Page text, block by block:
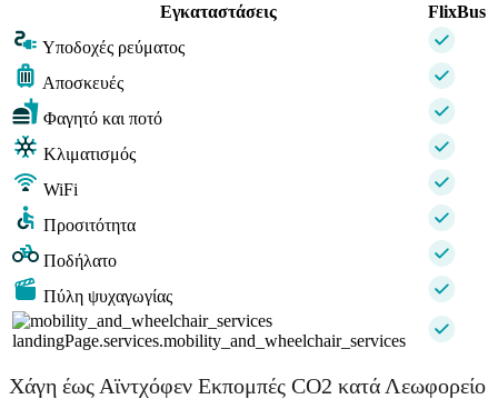
Εγκαταστάσεις
FlixBus
Υποδοχές ρεύματος
Αποσκευές
Φαγητό και ποτό
Κλιματισμός
WiFi
Προσιτότητα
Ποδήλατο
Πύλη ψυχαγωγίας
landingPage.services.mobility_and_wheelchair_services
Χάγη έως Αϊντχόφεν Εκπομπές CO2 κατά Λεωφορείο